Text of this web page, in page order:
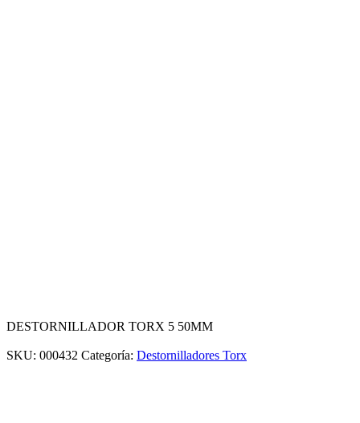
DESTORNILLADOR TORX 5 50MM
SKU: 000432 Categoría: Destornilladores Torx